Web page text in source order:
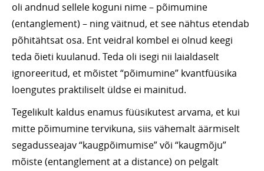
oli andnud sellele koguni nime – põimumine
(entanglement) – ning väitnud, et see nähtus etendab
põhitähtsat osa. Ent veidral kombel ei olnud keegi
teda õieti kuulanud. Teda oli isegi nii laialdaselt
ignoreeritud, et mõistet “põimumine” kvantfüüsika
loengutes praktiliselt üldse ei mainitud.
Tegelikult kaldus enamus füüsikutest arvama, et kui
mitte põimumine tervikuna, siis vähemalt äärmiselt
segadusseajav “kaugpõimumise” või “kaugmõju”
mõiste (entanglement at a distance) on pelgalt